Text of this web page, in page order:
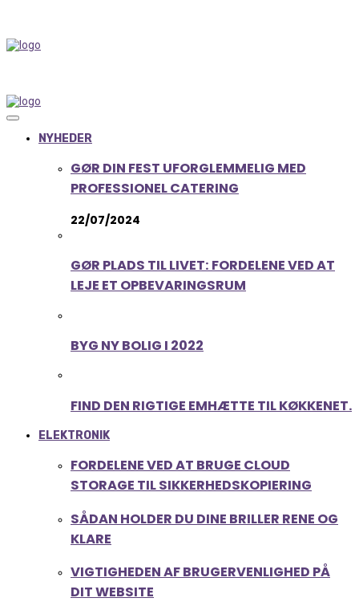
NYHEDER
GØR DIN FEST UFORGLEMMELIG MED
PROFESSIONEL CATERING
22/07/2024
GØR PLADS TIL LIVET: FORDELENE VED AT
LEJE ET OPBEVARINGSRUM
BYG NY BOLIG I 2022
FIND DEN RIGTIGE EMHÆTTE TIL KØKKENET.
ELEKTRONIK
FORDELENE VED AT BRUGE CLOUD
STORAGE TIL SIKKERHEDSKOPIERING
SÅDAN HOLDER DU DINE BRILLER RENE OG
KLARE
VIGTIGHEDEN AF BRUGERVENLIGHED PÅ
DIT WEBSITE